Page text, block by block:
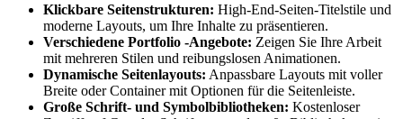
Klickbare Seitenstrukturen: High-End-Seiten-Titelstile und
moderne Layouts, um Ihre Inhalte zu präsentieren.
Verschiedene Portfolio -Angebote: Zeigen Sie Ihre Arbeit
mit mehreren Stilen und reibungslosen Animationen.
Dynamische Seitenlayouts: Anpassbare Layouts mit voller
Breite oder Container mit Optionen für die Seitenleiste.
Große Schrift- und Symbolbibliotheken: Kostenloser